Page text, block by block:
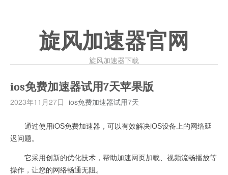
旋风加速器官网
旋风加速器下载
ios免费加速器试用7天苹果版
2023年11月27日 ios免费加速器试用7天
通过使用iOS免费加速器，可以有效解决iOS设备上的网络延
迟问题。
它采用创新的优化技术，帮助加速网页加载、视频流畅播放等
操作，让您的网络畅通无阻。